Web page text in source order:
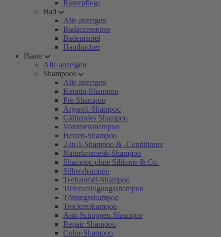
Rasurpflege
Bad
Alle anzeigen
Badaccessoires
Bademäntel
Handtücher
Haare
Alle anzeigen
Shampoos
Alle anzeigen
Keratin-Shampoo
Pre-Shampoo
Arganöl-Shampoo
Glättendes Shampoo
Volumenshampoo
Herren-Shampoo
2-in-1-Shampoo & -Conditioner
Naturkosmetik-Shampoo
Shampoo ohne Silikone & Co.
Silbershampoo
Teebaumöl-Shampoo
Tiefenreinigungsshampoo
Tönungsshampoo
Trockenshampoo
Anti-Schuppen-Shampoo
Repair-Shampoo
Color-Shampoo